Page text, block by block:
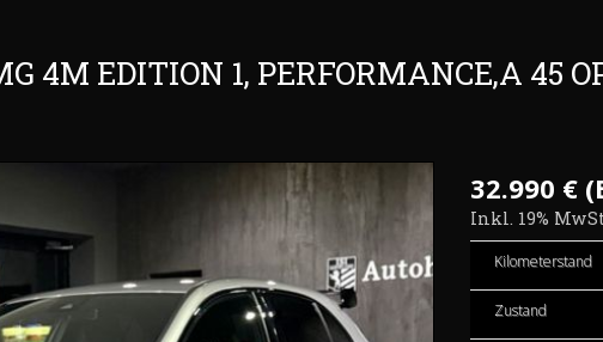
4M EDITION 1, PERFORMANCE,A 45
32.990 €
Inkl. 19%
Kilometerstand
Zustand